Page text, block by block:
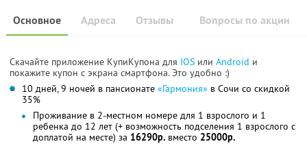
Основное Отзывы Вопросы по акции
Адреса
Скачайте приложение КупиКупона для IOS или Android и
покажите купон с экрана смартфона. Это удобно :)
10 дней, 9 ночей в пансионате «Гармония» в Сочи со скидкой
35%
Проживание в 2-местном номере для 1 взрослого и 1
ребенка до 12 лет (+ возможность подселения 1 взрослого с
доплатой на месте) за 16290р. вместо 25000р.